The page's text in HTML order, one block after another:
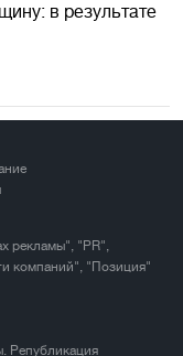
в результате
рекламы", "PR",
компаний", "Позиция"
Републикация